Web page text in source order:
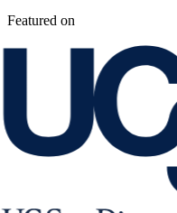
Featured on